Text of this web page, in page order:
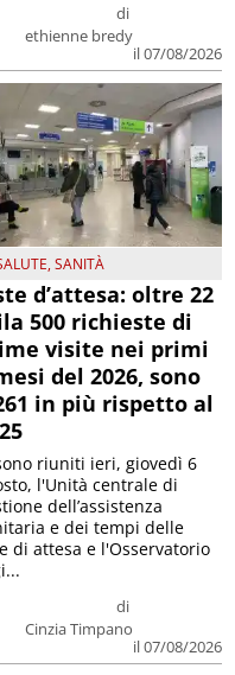
di
ethienne bredy
il 07/08/2026
,SANITÀ
d’attesa: oltre 22
500 richieste di
visite nei primi
del 2026, sono
in più rispetto al
di
Cinzia Timpano
il 07/08/2026
riuniti ieri, giovedì 6
l'Unità centrale di
dell’assistenza
e dei tempi delle
di attesa e l'Osservatorio